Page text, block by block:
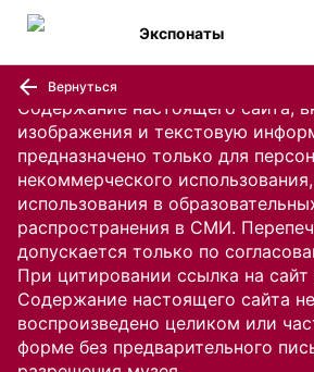
Содержание настоящего сайта,
изображения и текстовую
предназначено только для
некоммерческого
использования в
распространения в СМИ.
допускается только по
При цитировании ссылка на сайт
Содержание настоящего сайта
воспроизведено целиком или
форме без предварительного
Экспонаты
Вернуться